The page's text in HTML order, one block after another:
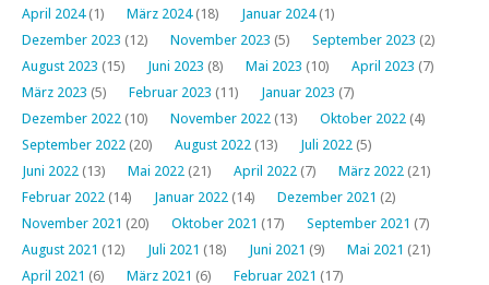
April 2024(1) März 2024(18) Januar 2024(1)
Dezember 2023 (12) November 2023 (5) September 2023 (2)
August 2023 (15) Juni 2023 (8) Mai 2023 (10) April 2023 (7)
März 2023 (5) Februar 2023 (11) Januar 2023 (7)
Dezember 2022 (10) November 2022 (13) Oktober 2022 (4)
September 2022 (20) August 2022 (13) Juli 2022 (5)
Juni 2022 (13) Mai 2022 (21) April 2022 (7) März 2022 (21)
Februar 2022 (14) Januar 2022 (14) Dezember 2021 (2)
November 2021 (20) Oktober 2021 (17) September 2021 (7)
August 2021 (12) Juli 2021 (18) Juni 2021 (9) Mai 2021 (21)
April 2021 (6) März 2021 (6) Februar 2021 (17)